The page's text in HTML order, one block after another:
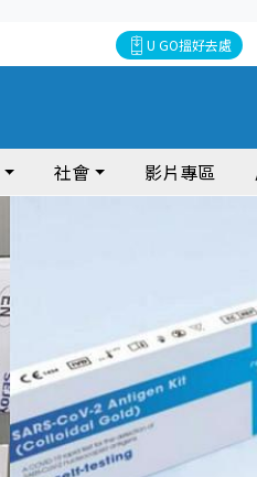
U GO搵好去處
社會 影片專區